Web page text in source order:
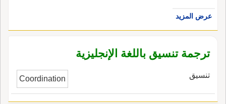
عرض المزيد
ترجمة تنسيق باللغة الإنجليزية
تنسيق Coordination